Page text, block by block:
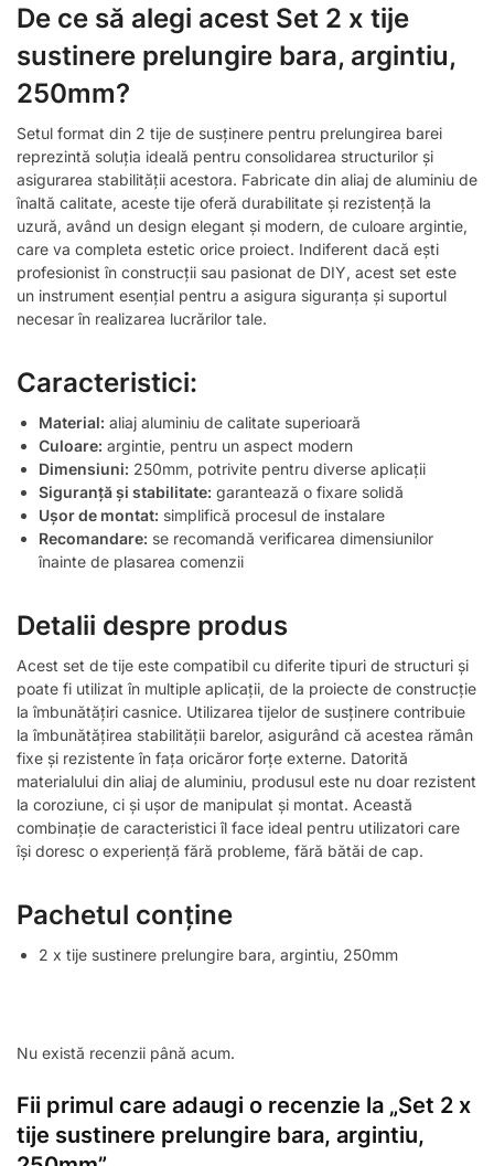
De ce să alegi acest Set 2 x tije
sustinere prelungire bara, argintiu,
250mm?
Setul format din 2 tije de susținere pentru prelungirea barei
reprezintă soluția ideală pentru consolidarea structurilor și
asigurarea stabilității acestora. Fabricate din aliaj de aluminiu de
înaltă calitate, aceste tije oferă durabilitate și rezistență la
uzură, având un design elegant și modern, de culoare argintie,
care va completa estetic orice proiect. Indiferent dacă ești
profesionist în construcții sau pasionat de DIY, acest set este
un instrument esențial pentru a asigura siguranța și suportul
necesar în realizarea lucrărilor tale.
Caracteristici:
Material: aliaj aluminiu de calitate superioară
Culoare: argintie, pentru un aspect modern
Dimensiuni: 250mm, potrivite pentru diverse aplicații
Siguranță și stabilitate: garantează o fixare solidă
Ușor de montat: simplifică procesul de instalare
Recomandare: se recomandă verificarea dimensiunilor
înainte de plasarea comenzii
Detalii despre produs
Acest set de tije este compatibil cu diferite tipuri de structuri și
poate fi utilizat în multiple aplicații, de la proiecte de construcție
la îmbunătățiri casnice. Utilizarea tijelor de susținere contribuie
la îmbunătățirea stabilității barelor, asigurând că acestea rămân
fixe și rezistente în fața oricăror forțe externe. Datorită
materialului din aliaj de aluminiu, produsul este nu doar rezistent
la coroziune, ci și ușor de manipulat și montat. Această
combinație de caracteristici îl face ideal pentru utilizatori care
își doresc o experiență fără probleme, fără bătăi de cap.
Pachetul conține
2 x tije sustinere prelungire bara, argintiu, 250mm
Nu există recenzii până acum.
Fii primul care adaugi o recenzie la „Set 2 x
tije sustinere prelungire bara, argintiu,